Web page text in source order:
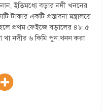
ইতিমধ্যে বড়ার নদী খননের
টাকার একটি প্রস্তাবনা মন্ত্রালয়ে
প্রথম ফেইজে বড়ালের ৪৮.৫
খা নদীর ৬ কিমি পুন:খনন করা